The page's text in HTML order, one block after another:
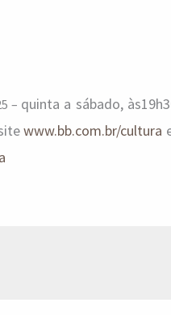
– quinta a sábado,
www.bb.com.br/cultura